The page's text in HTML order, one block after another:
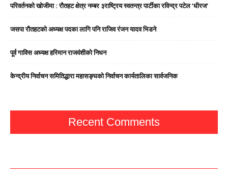
परिवर्तनको खोजीमा : रौतहट क्षेत्र नम्बर ३राष्ट्रिय स्वतन्त्र पार्टीका रविन्द्र पटेल ‘धीरज’
जसपा राैतहटको अध्यक्ष पदका लागि पनि राजिव रंजन यादव भिडने
पूर्व गाविस अध्यक्ष हरिमान राजवंशीको निधन
केन्द्रीय निर्वाचन समितिद्धारा महासङ्घको निर्वाचन कार्यतालिका सार्वजनिक
Recent Comments